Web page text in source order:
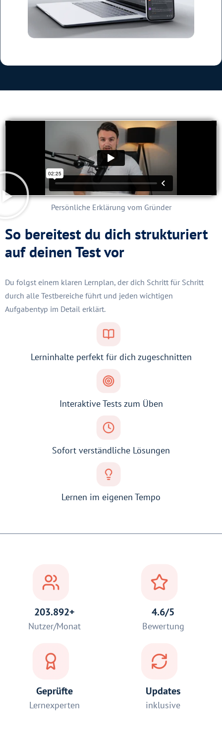
Persönliche Erklärung vom Gründer
So bereitest du dich strukturiert
auf deinen Test vor
Du folgst einem klaren Lernplan, der dich Schritt für Schritt
durch alle Testbereiche führt und jeden wichtigen
Aufgabentyp im Detail erklärt.
Lerninhalte perfekt für dich zugeschnitten
Interaktive Tests zum Üben
Sofort verständliche Lösungen
Lernen im eigenen Tempo
203.892+
Nutzer/Monat
4.6/5
Bewertung
Geprüfte
Lernexperten
Updates
inklusive